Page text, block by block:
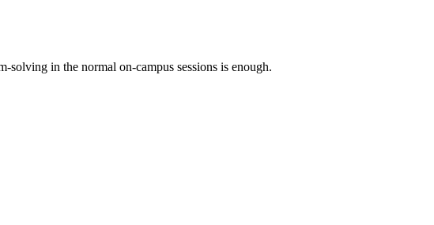
in the normal on-campus sessions is enough.